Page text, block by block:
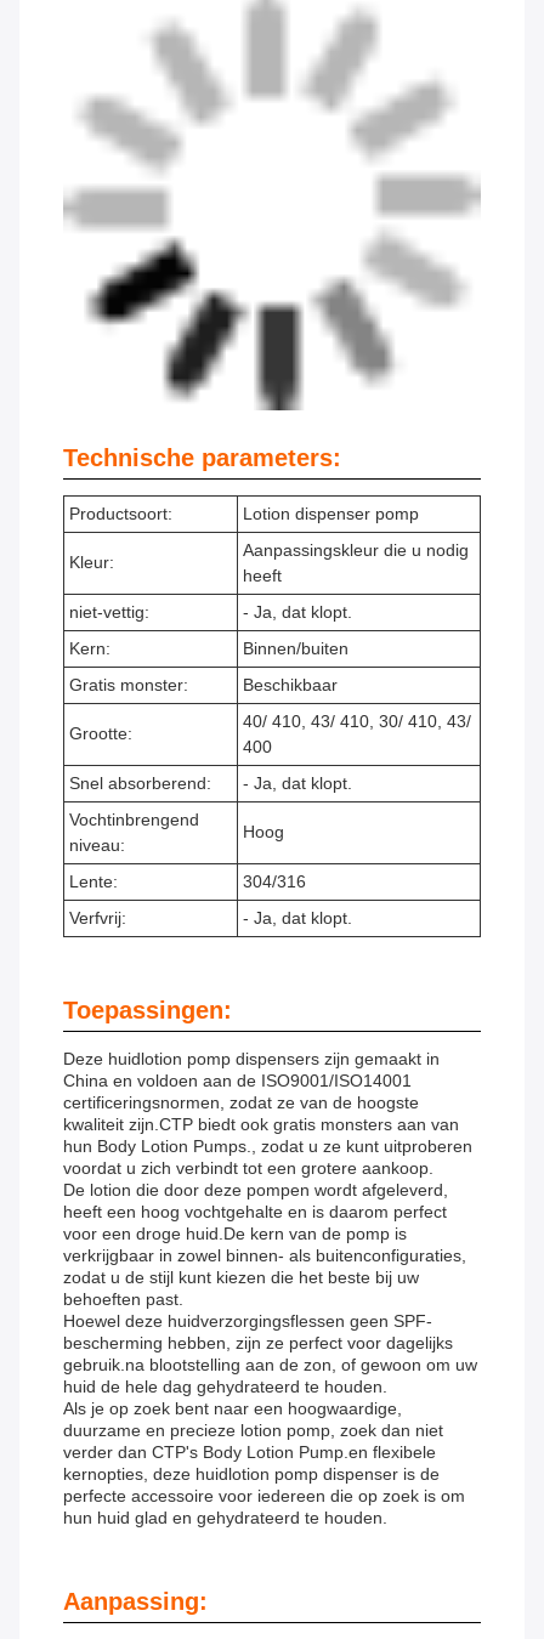
Technische parameters:
Productsoort: Lotion dispenser pomp
Kleur:
Aanpassingskleur die u nodig
heeft
niet-vettig:
- Ja, dat klopt.
Kern:
Binnen/buiten
Gratis monster:
Beschikbaar
Grootte:
40/ 410, 43/ 410, 30/ 410, 43/
400
Snel absorberend:
- Ja, dat klopt.
Vochtinbrengend
niveau:
Hoog
Lente:
304/316
Verfvrij:
- Ja, dat klopt.
Toepassingen:
Deze huidlotion pomp dispensers zijn gemaakt in
China en voldoen aan de ISO9001/ISO14001
certificeringsnormen, zodat ze van de hoogste
kwaliteit zijn.CTP biedt ook gratis monsters aan van
hun Body Lotion Pumps., zodat u ze kunt uitproberen
voordat u zich verbindt tot een grotere aankoop.
De lotion die door deze pompen wordt afgeleverd,
heeft een hoog vochtgehalte en is daarom perfect
voor een droge huid.De kern van de pomp is
verkrijgbaar in zowel binnen- als buitenconfiguraties,
zodat u de stijl kunt kiezen die het beste bij uw
behoeften past.
Hoewel deze huidverzorgingsflessen geen SPF-
bescherming hebben, zijn ze perfect voor dagelijks
gebruik.na blootstelling aan de zon, of gewoon om uw
huid de hele dag gehydrateerd te houden.
Als je op zoek bent naar een hoogwaardige,
duurzame en precieze lotion pomp, zoek dan niet
verder dan CTP's Body Lotion Pump.en flexibele
kernopties, deze huidlotion pomp dispenser is de
perfecte accessoire voor iedereen die op zoek is om
hun huid glad en gehydrateerd te houden.
Aanpassing: